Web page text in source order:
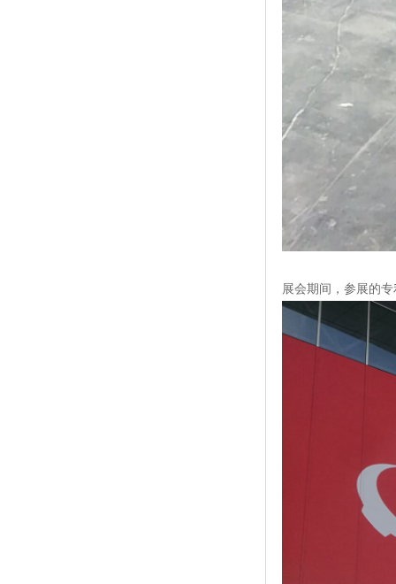
展会期间，参展的